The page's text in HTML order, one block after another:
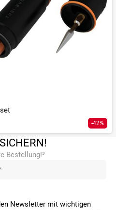
-42%
Bestellung!³
Newsletter mit wichtigen